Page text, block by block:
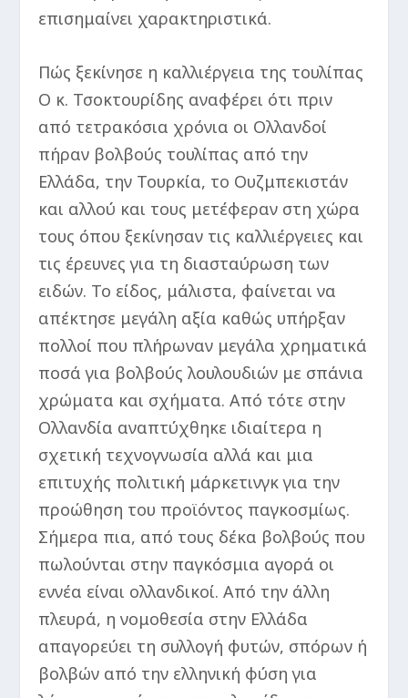
επισημαίνει χαρακτηριστικά.
Πώς ξεκίνησε η καλλιέργεια της τουλίπας
Ο κ. Τσοκτουρίδης αναφέρει ότι πριν
από τετρακόσια χρόνια οι Ολλανδοί
πήραν βολβούς τουλίπας από την
Ελλάδα, την Τουρκία, το Ουζμπεκιστάν
και αλλού και τους μετέφεραν στη χώρα
τους όπου ξεκίνησαν τις καλλιέργειες και
τις έρευνες για τη διασταύρωση των
ειδών. Το είδος, μάλιστα, φαίνεται να
απέκτησε μεγάλη αξία καθώς υπήρξαν
πολλοί που πλήρωναν μεγάλα χρηματικά
ποσά για βολβούς λουλουδιών με σπάνια
χρώματα και σχήματα. Από τότε στην
Ολλανδία αναπτύχθηκε ιδιαίτερα η
σχετική τεχνογνωσία αλλά και μια
επιτυχής πολιτική μάρκετινγκ για την
προώθηση του προϊόντος παγκοσμίως.
Σήμερα πια, από τους δέκα βολβούς που
πωλούνται στην παγκόσμια αγορά οι
εννέα είναι ολλανδικοί. Από την άλλη
πλευρά, η νομοθεσία στην Ελλάδα
απαγορεύει τη συλλογή φυτών, σπόρων ή
βολβών από την ελληνική φύση για